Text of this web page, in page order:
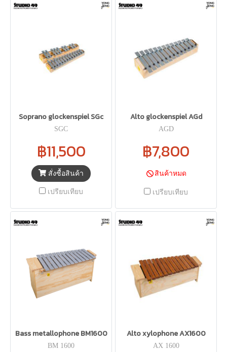
Soprano glockenspiel SGc
SGC
฿11,500
สั่งซื้อสินค้า
เปรียบเทียบ
Alto glockenspiel AGd
AGD
฿7,800
สินค้าหมด
เปรียบเทียบ
Bass metallophone BM1600
BM 1600
Alto xylophone AX1600
AX 1600